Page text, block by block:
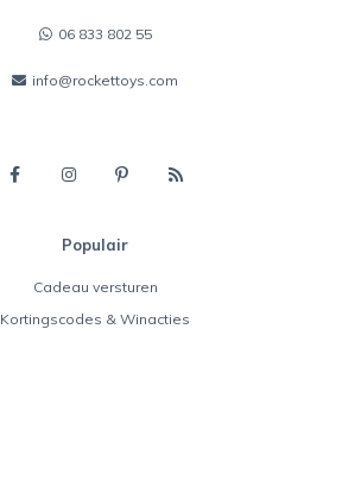
06 833 802 55
info@rockettoys.com
Populair
Cadeau versturen
Kortingscodes & Winacties